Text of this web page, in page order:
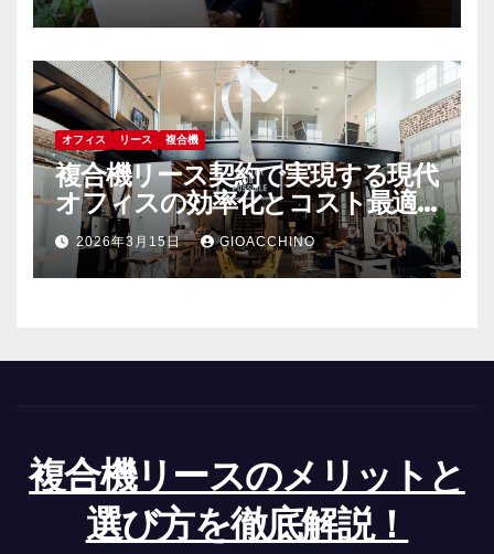
オフィス リース 複合機
複合機リース契約で実現する現代
オフィスの効率化とコスト最適
化戦略
2026年3月15日 GIOACCHINO
複合機リースのメリットと
選び方を徹底解説！